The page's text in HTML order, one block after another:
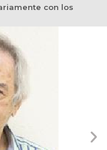
con los